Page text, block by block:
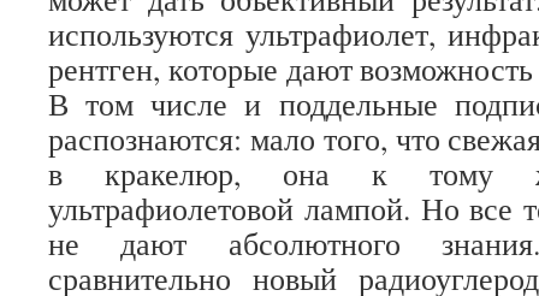
используются ультрафиолет,
рентген, которые дают
В том числе и поддельные
распознаются: мало того, что
в кракелюр, она к тому
ультрафиолетовой лампой. Но все
не дают абсолютного
сравнительно новый